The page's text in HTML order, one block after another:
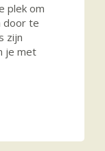
plek om
door te
zijn
je met